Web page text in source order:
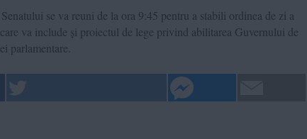
se va reuni de la ora 9:45 pentru a stabili ordinea de zi a
va include și proiectul de lege privind abilitarea Guvernului de
parlamentare.